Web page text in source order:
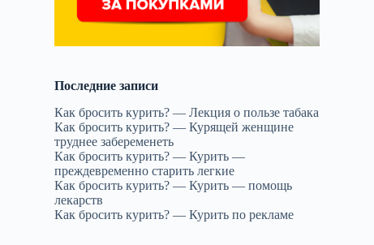
Последние записи
Как бросить курить? — Лекция о пользе табака
Как бросить курить? — Курящей женщине
труднее забеременеть
Как бросить курить? — Курить —
преждевременно старить легкие
Как бросить курить? — Курить — помощь
лекарств
Как бросить курить? — Курить по рекламе